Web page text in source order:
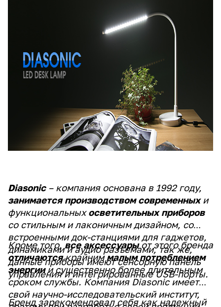
Diasonic– компания основана в 1992 году,
занимается производством современныхи
функциональныхосветительных приборов
со стильным и лаконичным дизайном, со
встроенными док-станциями для гаджетов,
динамиками и аудио разъемами, так же,
данные приборы имеют сенсорную панель
управления и интегрированные USB-порты.
Кроме того, все аксессуарыот этого бренда
отличаютсякрайниммалым потреблением
энергиии существенно более длительным
сроком службы. Компания Diasonic имеет
свой научно-исследовательский институт,
Бренд зарекомендовал себя как надежный